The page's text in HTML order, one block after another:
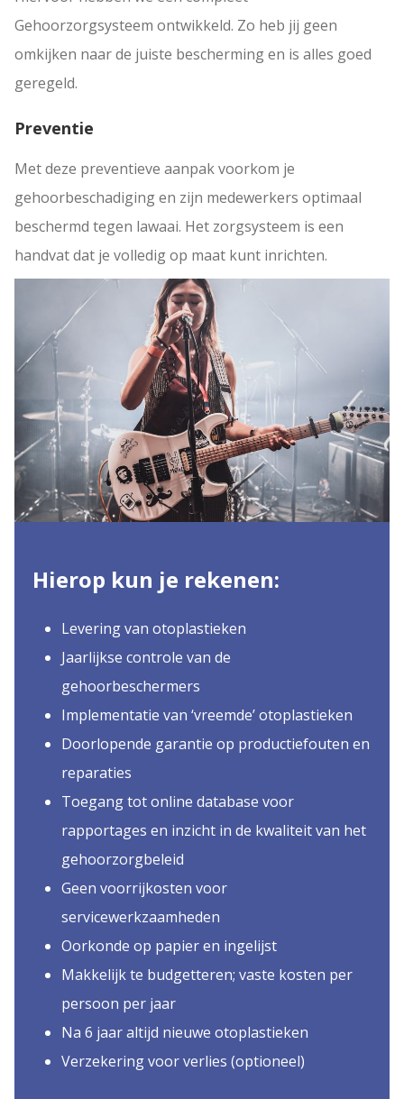
Gehoorzorgsysteem ontwikkeld. Zo heb jij geen
omkijken naar de juiste bescherming en is alles goed
geregeld.
Preventie
Met deze preventieve aanpak voorkom je
gehoorbeschadiging en zijn medewerkers optimaal
beschermd tegen lawaai. Het zorgsysteem is een
handvat dat je volledig op maat kunt inrichten.
Hierop kun je rekenen:
Levering van otoplastieken
Jaarlijkse controle van de
gehoorbeschermers
Implementatie van ‘vreemde’ otoplastieken
Doorlopende garantie op productiefouten en
reparaties
Toegang tot online database voor
rapportages en inzicht in de kwaliteit van het
gehoorzorgbeleid
Geen voorrijkosten voor
servicewerkzaamheden
Oorkonde op papier en ingelijst
Makkelijk te budgetteren; vaste kosten per
persoon per jaar
Na 6 jaar altijd nieuwe otoplastieken
Verzekering voor verlies (optioneel)